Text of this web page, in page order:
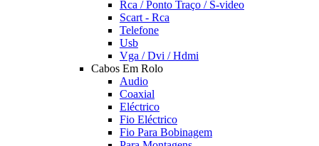
Rca / Ponto Traço / S-video
Scart - Rca
Telefone
Usb
Vga / Dvi / Hdmi
Cabos Em Rolo
Audio
Coaxial
Eléctrico
Fio Eléctrico
Fio Para Bobinagem